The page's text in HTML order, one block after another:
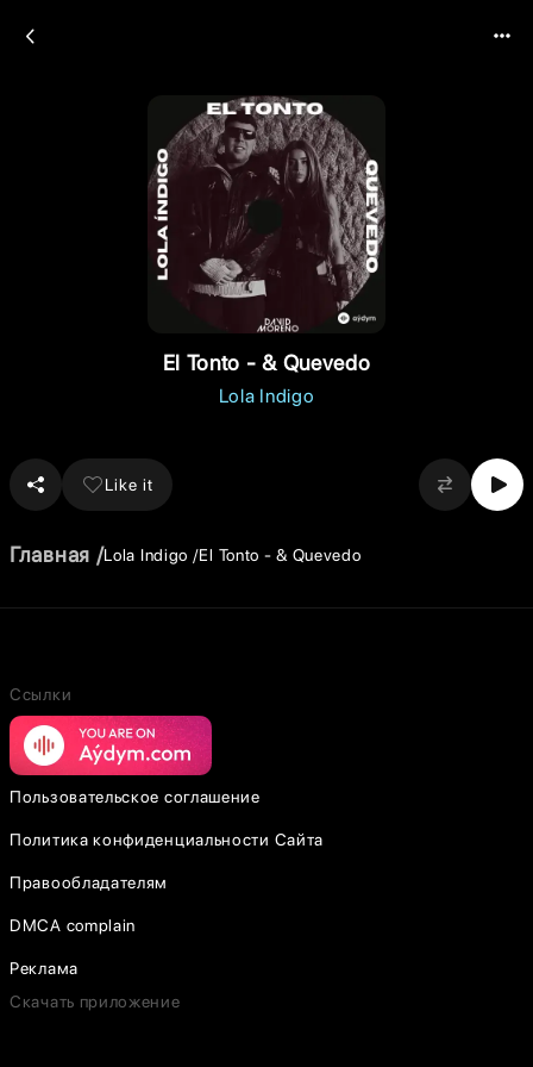
El Tonto - & Quevedo
Lola Indigo
Like it
Главная Lola Indigo El Tonto - & Quevedo
Ссылки
Пользовательское соглашение
Политика конфиденциальности Сайта
Правообладателям
DMCA complain
Реклама
Скачать приложение